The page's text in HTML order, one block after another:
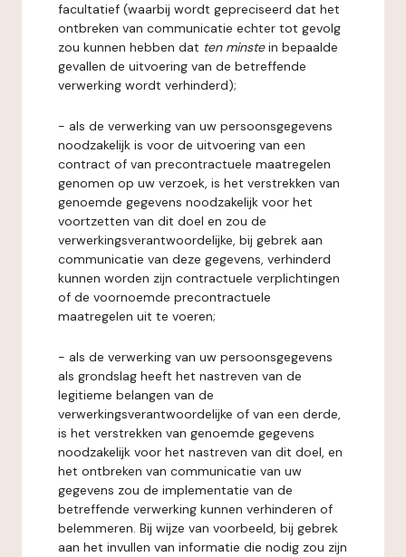
facultatief (waarbij wordt gepreciseerd dat het
ontbreken van communicatie echter tot gevolg
zou kunnen hebben dat ten minstein bepaalde
gevallen de uitvoering van de betreffende
verwerking wordt verhinderd);
- als de verwerking van uw persoonsgegevens
noodzakelijk is voor de uitvoering van een
contract of van precontractuele maatregelen
genomen op uw verzoek, is het verstrekken van
genoemde gegevens noodzakelijk voor het
voortzetten van dit doel en zou de
verwerkingsverantwoordelijke, bij gebrek aan
communicatie van deze gegevens, verhinderd
kunnen worden zijn contractuele verplichtingen
of de voornoemde precontractuele
maatregelen uit te voeren;
- als de verwerking van uw persoonsgegevens
als grondslag heeft het nastreven van de
legitieme belangen van de
verwerkingsverantwoordelijke of van een derde,
is het verstrekken van genoemde gegevens
noodzakelijk voor het nastreven van dit doel, en
het ontbreken van communicatie van uw
gegevens zou de implementatie van de
betreffende verwerking kunnen verhinderen of
belemmeren. Bij wijze van voorbeeld, bij gebrek
aan het invullen van informatie die nodig zou zijn